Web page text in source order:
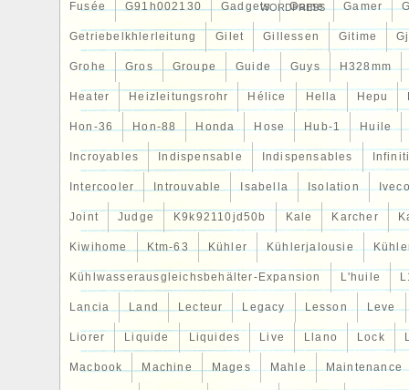
Fusée G91h002130 Gadgets Game Gamer
Getriebelkhlerleitung Gilet Gillessen Gitime
Grohe Gros Groupe Guide Guys H328mm
Heater Heizleitungsrohr Hélice Hella Hepu
Hon-36 Hon-88 Honda Hose Hub-1 Huile
Incroyables Indispensable Indispensables
Intercooler Introuvable Isabella Isolation
Joint Judge K9k92110jd50b Kale Karcher
Kiwihome Ktm-63 Kühler Kühlerjalousie
Kühlwasserausgleichsbehälter-Expansion L'huile
Lancia Land Lecteur Legacy Lesson Leve
Liorer Liquide Liquides Live Llano Lock
Macbook Machine Mages Mahle Maintenance
WORDPRESS